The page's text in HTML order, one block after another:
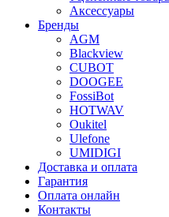
Аксессуары
Бренды
AGM
Blackview
CUBOT
DOOGEE
FossiBot
HOTWAV
Oukitel
Ulefone
UMIDIGI
Доставка и оплата
Гарантия
Оплата онлайн
Контакты